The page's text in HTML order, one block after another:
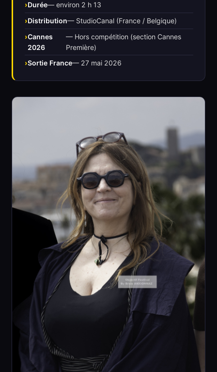
Durée— environ 2 h 13
Distribution— StudioCanal (France / Belgique)
Cannes
2026
— Hors compétition (section Cannes
Première)
Sortie France— 27 mai 2026